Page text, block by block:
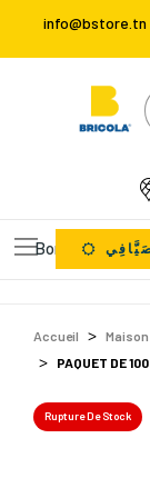
info@bstore.tn
Bons Plans
Accueil
PAQUET DE
Rupture De Stock